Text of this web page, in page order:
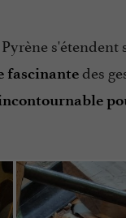
s'étendent
fascinantedes